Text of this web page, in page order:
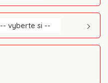
-- vyberte si --